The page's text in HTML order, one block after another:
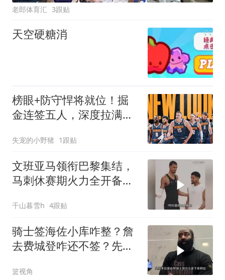
老郎体育汇 3跟贴
天空硬糖消
榜眼+防守悍将就位！掘
金连签五人，深度拉满，
失宠的小野猪 1跟贴
文班亚马领衔巴黎集结，
马刺休赛期火力全开备
千山暮雪h 4跟贴
骑士签海佐小库咋整？詹
去费城登咋还不签？先签
篮视角